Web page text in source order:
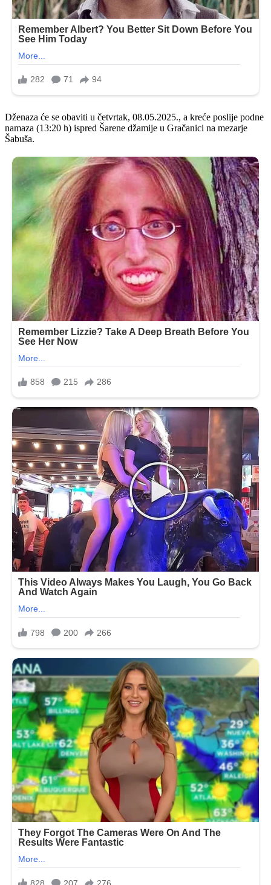
Dženaza će se obaviti u četvrtak, 08.05.2025., a kreće poslije podne
namaza (13:20 h) ispred Šarene džamije u Gračanici na mezarje
Šabuša.